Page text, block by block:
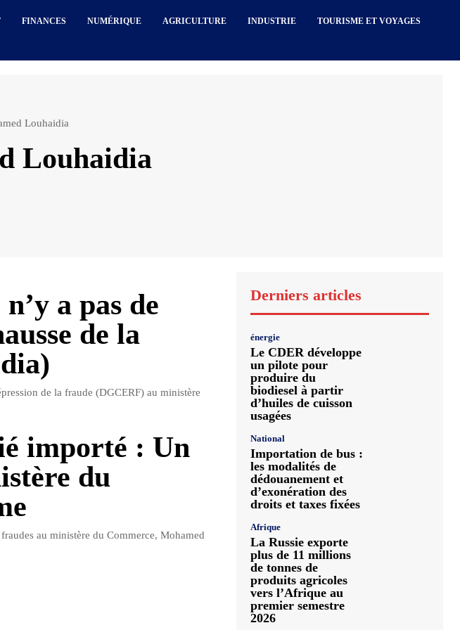
FINANCES NUMÉRIQUE AGRICULTURE INDUSTRIE TOURISME ET VOYAGES
Louhaidia
Louhaidia
a pas de
de la
de la fraude (DGCERF) au ministère
importé : Un
du
au ministère du Commerce, Mohamed
Derniers articles
énergie
Le CDER développe
un pilote pour
produire du
biodiesel à partir
d’huiles de cuisson
usagées
National
Importation de bus :
les modalités de
dédouanement et
d’exonération des
droits et taxes fixées
Afrique
La Russie exporte
plus de 11 millions
de tonnes de
produits agricoles
vers l’Afrique au
premier semestre
2026